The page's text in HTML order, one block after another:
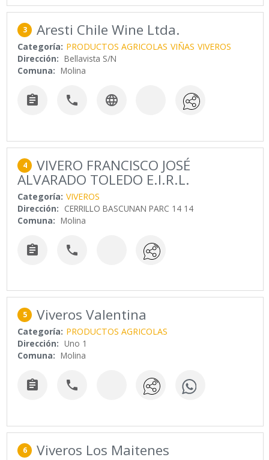
3 Aresti Chile Wine Ltda.
Categoría: PRODUCTOS AGRICOLAS VIÑAS VIVEROS
Dirección: Bellavista S/N
Comuna: Molina
  
4 VIVERO FRANCISCO JOSÉ
ALVARADO TOLEDO E.I.R.L.
Categoría: VIVEROS
Dirección: CERRILLO BASCUNAN PARC 14 14
Comuna: Molina
 
5 Viveros Valentina
Categoría: PRODUCTOS AGRICOLAS
Dirección: Uno 1
Comuna: Molina
 
6 Viveros Los Maitenes